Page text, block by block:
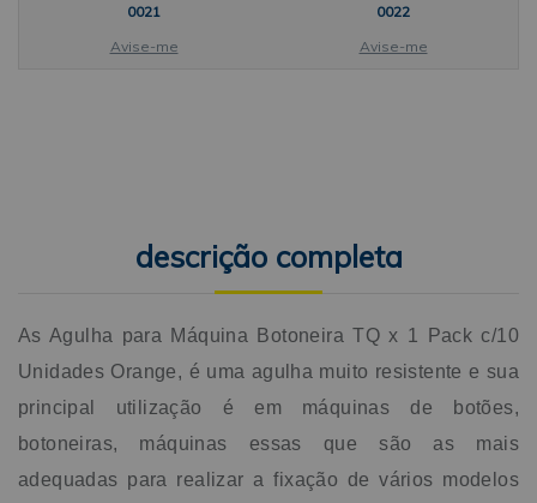
0021
Avise-me
0022
Avise-me
descrição completa
As Agulha para Máquina Botoneira TQ x 1 Pack c/10
Unidades Orange, é uma agulha muito resistente e sua
principal utilização é em máquinas de botões,
botoneiras, máquinas essas que são as mais
adequadas para realizar a fixação de vários modelos